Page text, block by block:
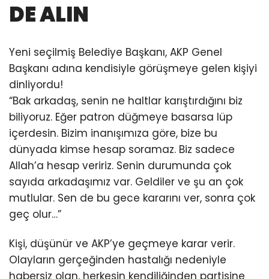
DE ALIN
Yeni seçilmiş Belediye Başkanı, AKP Genel
Başkanı adına kendisiyle görüşmeye gelen kişiyi
dinliyordu!
“Bak arkadaş, senin ne haltlar karıştırdığını biz
biliyoruz. Eğer patron düğmeye basarsa lüp
içerdesin. Bizim inanışımıza göre, bize bu
dünyada kimse hesap soramaz. Biz sadece
Allah’a hesap veririz. Senin durumunda çok
sayıda arkadaşımız var. Geldiler ve şu an çok
mutlular. Sen de bu gece kararını ver, sonra çok
geç olur…”
Kişi, düşünür ve AKP’ye geçmeye karar verir.
Olayların gerçeğinden hastalığı nedeniyle